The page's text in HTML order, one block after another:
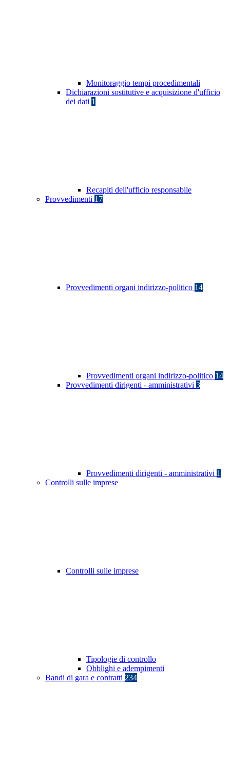
Monitoraggio tempi procedimentali
Dichiarazioni sostitutive e acquisizione d'ufficio
dei dati 1
Recapiti dell'ufficio responsabile
Provvedimenti 17
Provvedimenti organi indirizzo-politico 14
Provvedimenti organi indirizzo-politico 14
Provvedimenti dirigenti - amministrativi 3
Provvedimenti dirigenti - amministrativi 1
Controlli sulle imprese
Controlli sulle imprese
Tipologie di controllo
Obblighi e adempimenti
Bandi di gara e contratti 234